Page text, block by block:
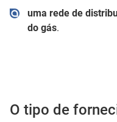
uma rede de
do gás.
O tipo de